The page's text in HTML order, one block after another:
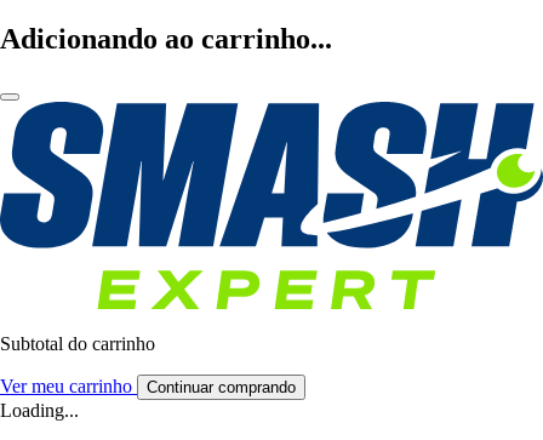
Adicionando ao carrinho...
Subtotal do carrinho
Ver meu carrinho Continuar comprando
Loading...